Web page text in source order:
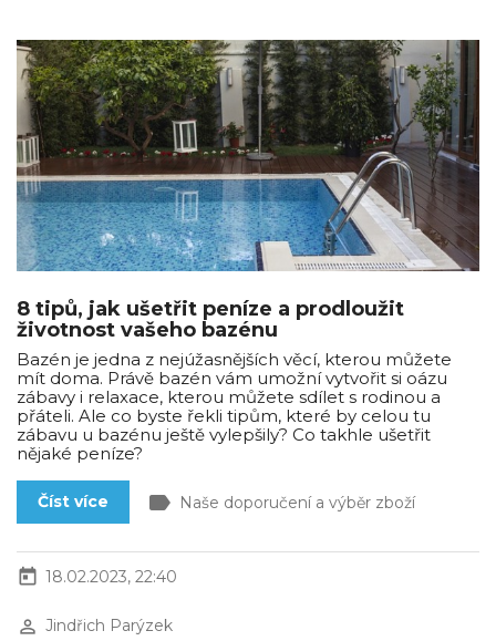
8 tipů, jak ušetřit peníze a prodloužit
životnost vašeho bazénu
Bazén je jedna z nejúžasnějších věcí, kterou můžete
mít doma. Právě bazén vám umožní vytvořit si oázu
zábavy i relaxace, kterou můžete sdílet s rodinou a
přáteli. Ale co byste řekli tipům, které by celou tu
zábavu u bazénu ještě vylepšily? Co takhle ušetřit
nějaké peníze?
Číst více label Naše doporučení a výběr zboží
today 18.02.2023, 22:40
perm_identity Jindřich Parýzek